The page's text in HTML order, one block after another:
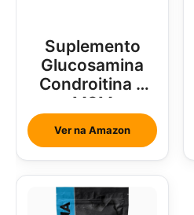
Suplemento
Glucosamina
Condroitina e
MSM
Ver na Amazon